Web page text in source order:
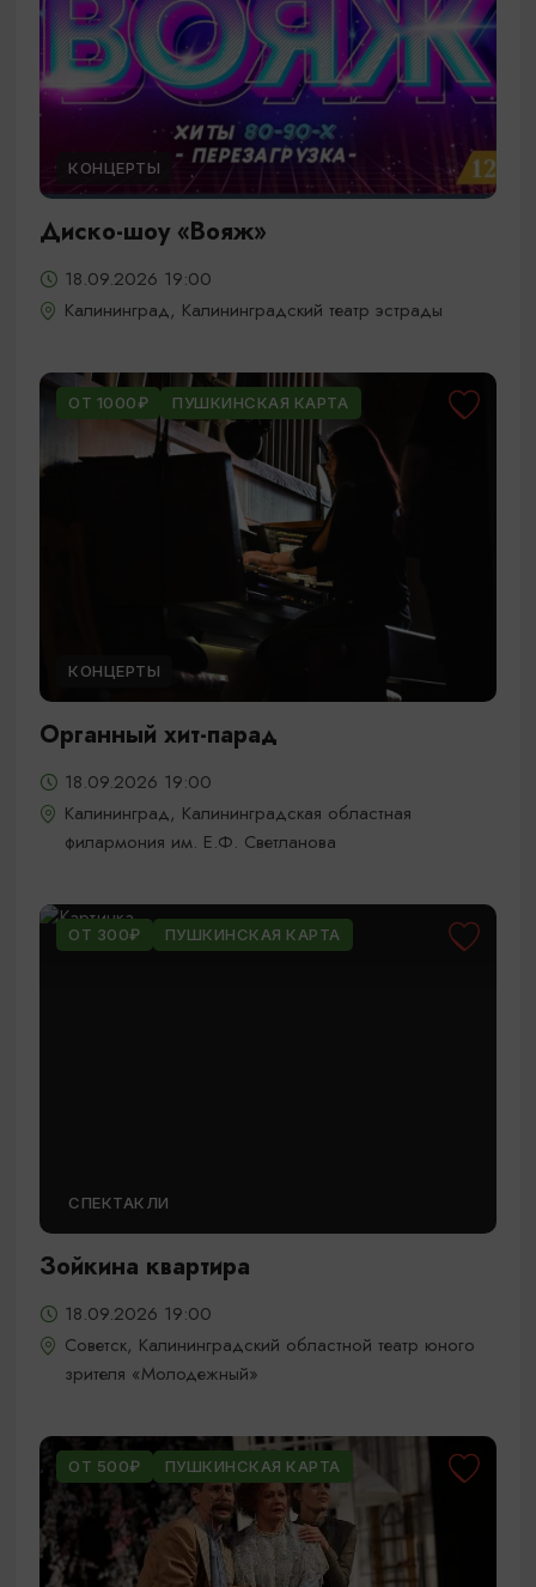
КОНЦЕРТЫ
Диско-шоу «Вояж»
18.09.2026 19:00
Калининград, Калининградский театр эстрады
ОТ 1000₽ ПУШКИНСКАЯ КАРТА
КОНЦЕРТЫ
Органный хит-парад
18.09.2026 19:00
Калининград, Калининградская областная
филармония им. Е.Ф. Светланова
ОТ 300₽ ПУШКИНСКАЯ КАРТА
СПЕКТАКЛИ
Зойкина квартира
18.09.2026 19:00
Советск, Калининградский областной театр юного
зрителя «Молодежный»
ОТ 500₽ ПУШКИНСКАЯ КАРТА